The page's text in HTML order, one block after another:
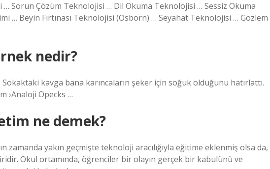
Sorun Çözüm Teknolojisi … Dil Okuma Teknolojisi … Sessiz Okuma
… Beyin Fırtınası Teknolojisi (Osborn) … Seyahat Teknolojisi … Gözlem
nedir?
kavga bana karıncaların şeker için soğuk olduğunu hatırlattı.
›Analoji Opecks …
ne demek?
zamanda yakın geçmişte teknoloji aracılığıyla eğitime eklenmiş olsa da,
Okul ortamında, öğrenciler bir olayın gerçek bir kabulünü ve